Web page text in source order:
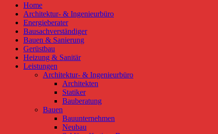
Home
Architektur- & Ingenieurbüro
Energieberater
Bausachverständiger
Bauen & Sanierung
Gerüstbau
Heizung & Sanitär
Leistungen
Architektur- & Ingenieurbüro
Architekten
Statiker
Bauberatung
Bauen
Bauunternehmen
Neubau